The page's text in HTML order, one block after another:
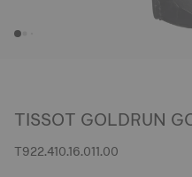
TISSOT GOLDRUN
T922.410.16.011.00